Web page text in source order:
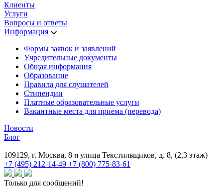
Клиенты
Услуги
Вопросы и ответы
Информация
Формы заявок и заявлений
Учредительные документы
Общая информация
Образование
Правила для слушателей
Стипендии
Платные образовательные услуги
Вакантные места для приема (перевода)
Новости
Блог
109129, г. Москва, 8-я улица Текстильщиков, д. 8, (2,3 этаж)
+7 (495) 212-14-49 +7 (800) 775-83-61
Только для сообщений!